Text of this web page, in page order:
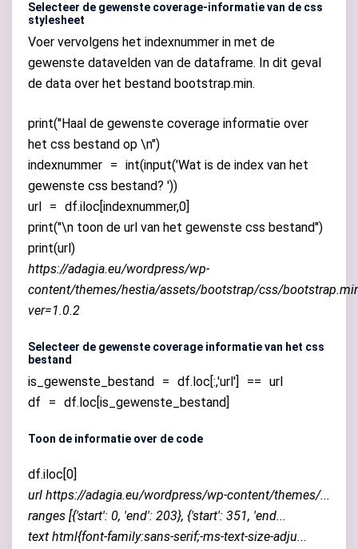
Selecteer de gewenste coverage-informatie van de css
stylesheet
Voer vervolgens het indexnummer in met de
gewenste datavelden van de dataframe. In dit geval
de data over het bestand bootstrap.min.
print("Haal de gewenste coverage informatie over
het css bestand op \n")
indexnummer = int(input('Wat is de index van het
gewenste css bestand? '))
url
= df.iloc indexnummer,0
print("\n toon de url van het gewenste css bestand")
print(url )
https://adagia.eu/wordpress/wp-
content/themes/hestia/assets/bootstrap/css/
ver=1.0.2
Selecteer de gewenste coverage informatie van het css
bestand
is_gewenste_bestand = df. loc [:,'url' == url
df
= df. loc is_gewenste_bestand
Toon de informatie over de code
df.iloc 0
url https://adagia.eu/wordpress/wp-content/themes/...
ranges [{'start': 0, 'end': 203}, {'start': 351, 'end...
text html{font-family:sans-serif;-ms-text-size-adju...